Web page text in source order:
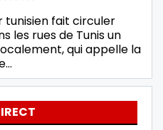
tunisien fait circuler
les rues de Tunis un
qui appelle la